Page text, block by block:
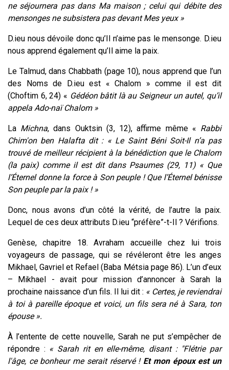
ne séjournera pas dans Ma maison ; celui qui débite des
mensonges ne subsistera pas devant Mes yeux »
D.ieu nous dévoile donc qu’Il n’aime pas le mensonge. D.ieu
nous apprend également qu’Il aime la paix.
Le Talmud, dans Chabbath (page 10), nous apprend que l’un
des Noms de D.ieu est « Chalom » comme il est dit
(Choftim 6, 24) « Gédéon bâtit là au Seigneur un autel, qu’il
appela Ado-naï Chalom »
La Michna, dans Ouktsin (3, 12), affirme même « Rabbi
Chim'on ben Halafta dit : « Le Saint Béni Soit-Il n’a pas
trouvé de meilleur récipient à la bénédiction que le Chalom
(la paix) comme il est dit dans Psaumes (29, 11) « Que
l’Éternel donne la force à Son peuple ! Que l’Éternel bénisse
Son peuple par la paix ! »
Donc, nous avons d’un côté la vérité, de l’autre la paix.
Lequel de ces deux attributs D.ieu “préfère”-t-Il ? Vérifions.
Genèse, chapitre 18. Avraham accueille chez lui trois
voyageurs de passage, qui se révéleront être les anges
Mikhael, Gavriel et Refael (Baba Métsia page 86). L’un d’eux
– Mikhael - avait pour mission d’annoncer à Sarah la
prochaine naissance d’un fils. Il lui dit : « Certes, je reviendrai
à toi à pareille époque et voici, un fils sera né à Sara, ton
épouse ».
À l’entente de cette nouvelle, Sarah ne put s’empêcher de
répondre : « Sarah rit en elle-même, disant : "Flétrie par
l'âge, ce bonheur me serait réservé ! Et mon époux est un